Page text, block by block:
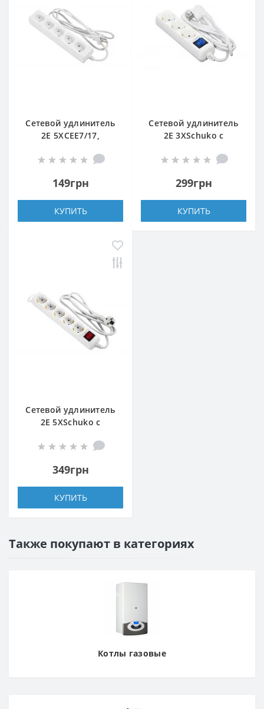
Сетевой удлинитель
2E 5XCEE7/17,
149грн
КУПИТЬ
Сетевой удлинитель
2E 3XSchuko с
мм, 1.5м, white
299грн
КУПИТЬ
Сетевой удлинитель
2E 5XSchuko с
3G*1.5мм, 1.5м, white
349грн
КУПИТЬ
Также покупают в категориях
Котлы газовые